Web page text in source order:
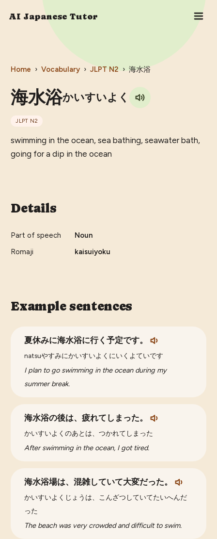
AI Japanese Tutor
Home › Vocabulary › JLPT N2 › 海水浴
海水浴かいすいよく
JLPT N2
swimming in the ocean, sea bathing, seawater bath,
going for a dip in the ocean
Details
Part of speech
Noun
Romaji
kaisuiyoku
Example sentences
夏休みに海水浴に行く予定です。
natsuやすみにかいすいよくにいくよていです
I plan to go swimming in the ocean during my
summer break.
海水浴の後は、疲れてしまった。
かいすいよくのあとは、つかれてしまった
After swimming in the ocean, I got tired.
海水浴場は、混雑していて大変だった。
かいすいよくじょうは、こんざつしていてたいへんだ
った
The beach was very crowded and difficult to swim.